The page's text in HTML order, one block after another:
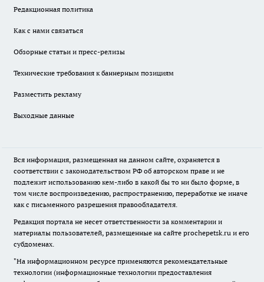
Редакционная политика
Как с нами связаться
Обзорные статьи и пресс-релизы
Технические требования к баннерным позициям
Разместить рекламу
Выходные данные
Вся информация, размещенная на данном сайте, охраняется в
соответствии с законодательством РФ об авторском праве и не
подлежит использованию кем-либо в какой бы то ни было форме, в
том числе воспроизведению, распространению, переработке не иначе
как с письменного разрешения правообладателя.
Редакция портала не несет ответственности за комментарии и
материалы пользователей, размещенные на сайте prochepetsk.ru и его
субдоменах.
"На информационном ресурсе применяются рекомендательные
технологии (информационные технологии предоставления